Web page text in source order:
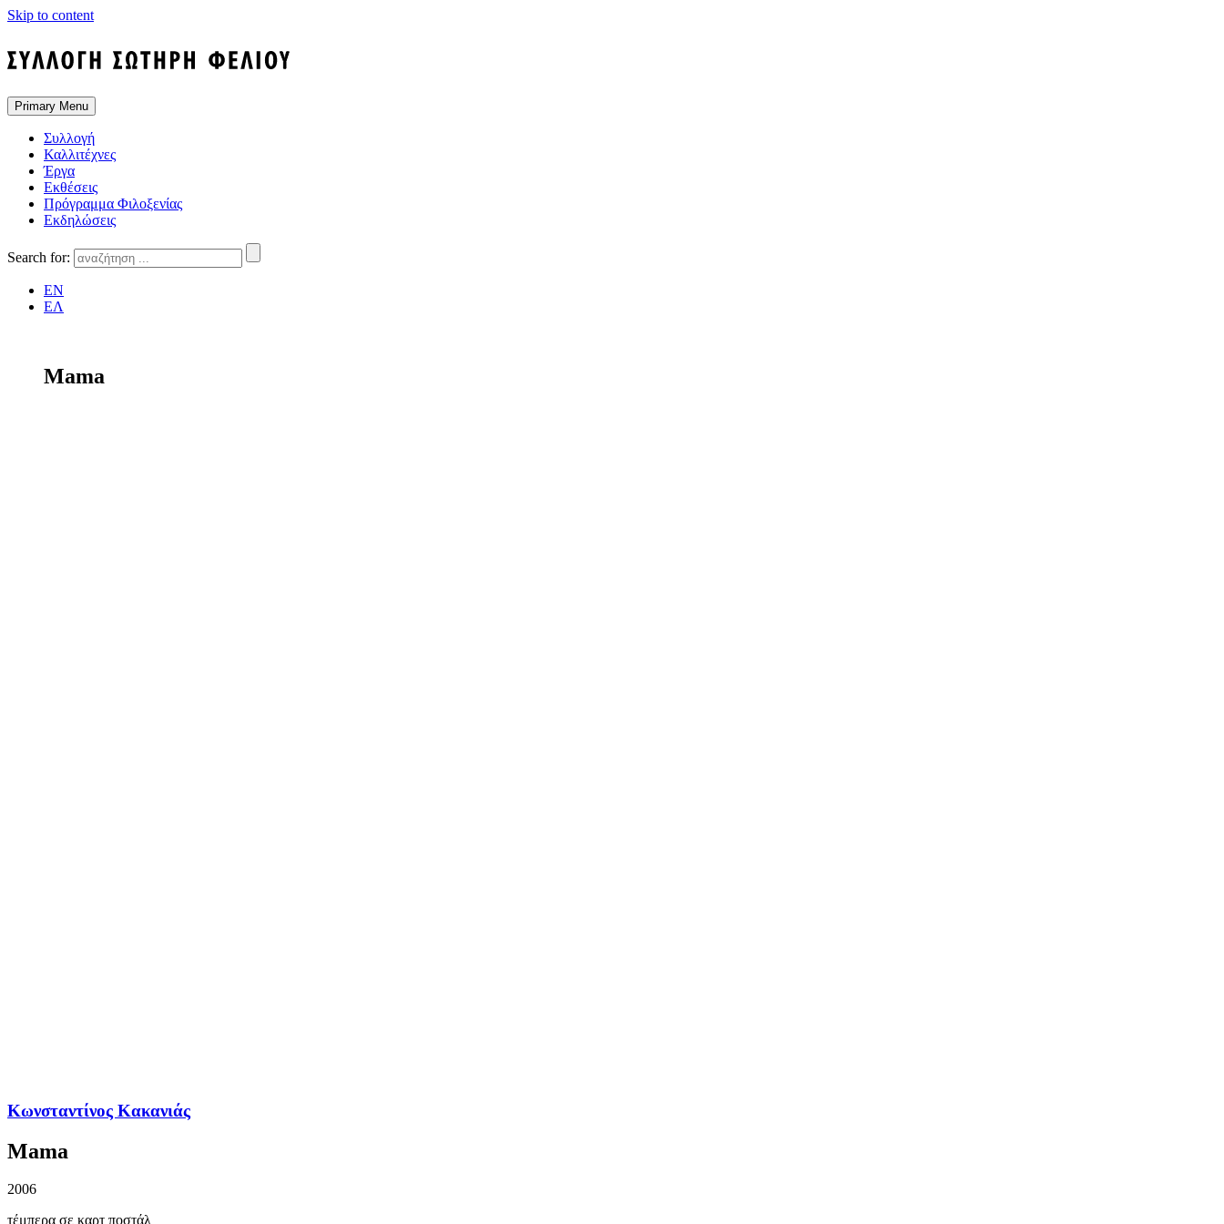
Skip to content
Primary Menu
Συλλογή
Καλλιτέχνες
Έργα
Εκθέσεις
Πρόγραμμα Φιλοξενίας
Εκδηλώσεις
Search for:
EN
ΕΛ
Mama
Κωνσταντίνος Κακανιάς
Mama
2006
τέμπερα σε καρτ ποστάλ